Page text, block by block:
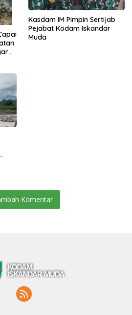
Kasdam IM Pimpin Sertijab
Pejabat Kodam Iskandar
Muda
Komentar